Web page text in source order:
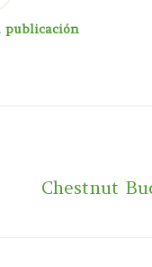
publicación
Publicación
Chestnut